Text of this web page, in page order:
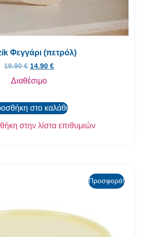
Φεγγάρι (πετρόλ)
19.90€ 14.90 €
Διαθέσιμο
στο καλάθι
στην λίστα επιθυμιών
Προσφορά!